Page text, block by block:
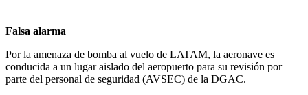
Falsa alarma
Por la amenaza de bomba al vuelo de LATAM, la aeronave es
conducida a un lugar aislado del aeropuerto para su revisión por
parte del personal de seguridad (AVSEC) de la DGAC.